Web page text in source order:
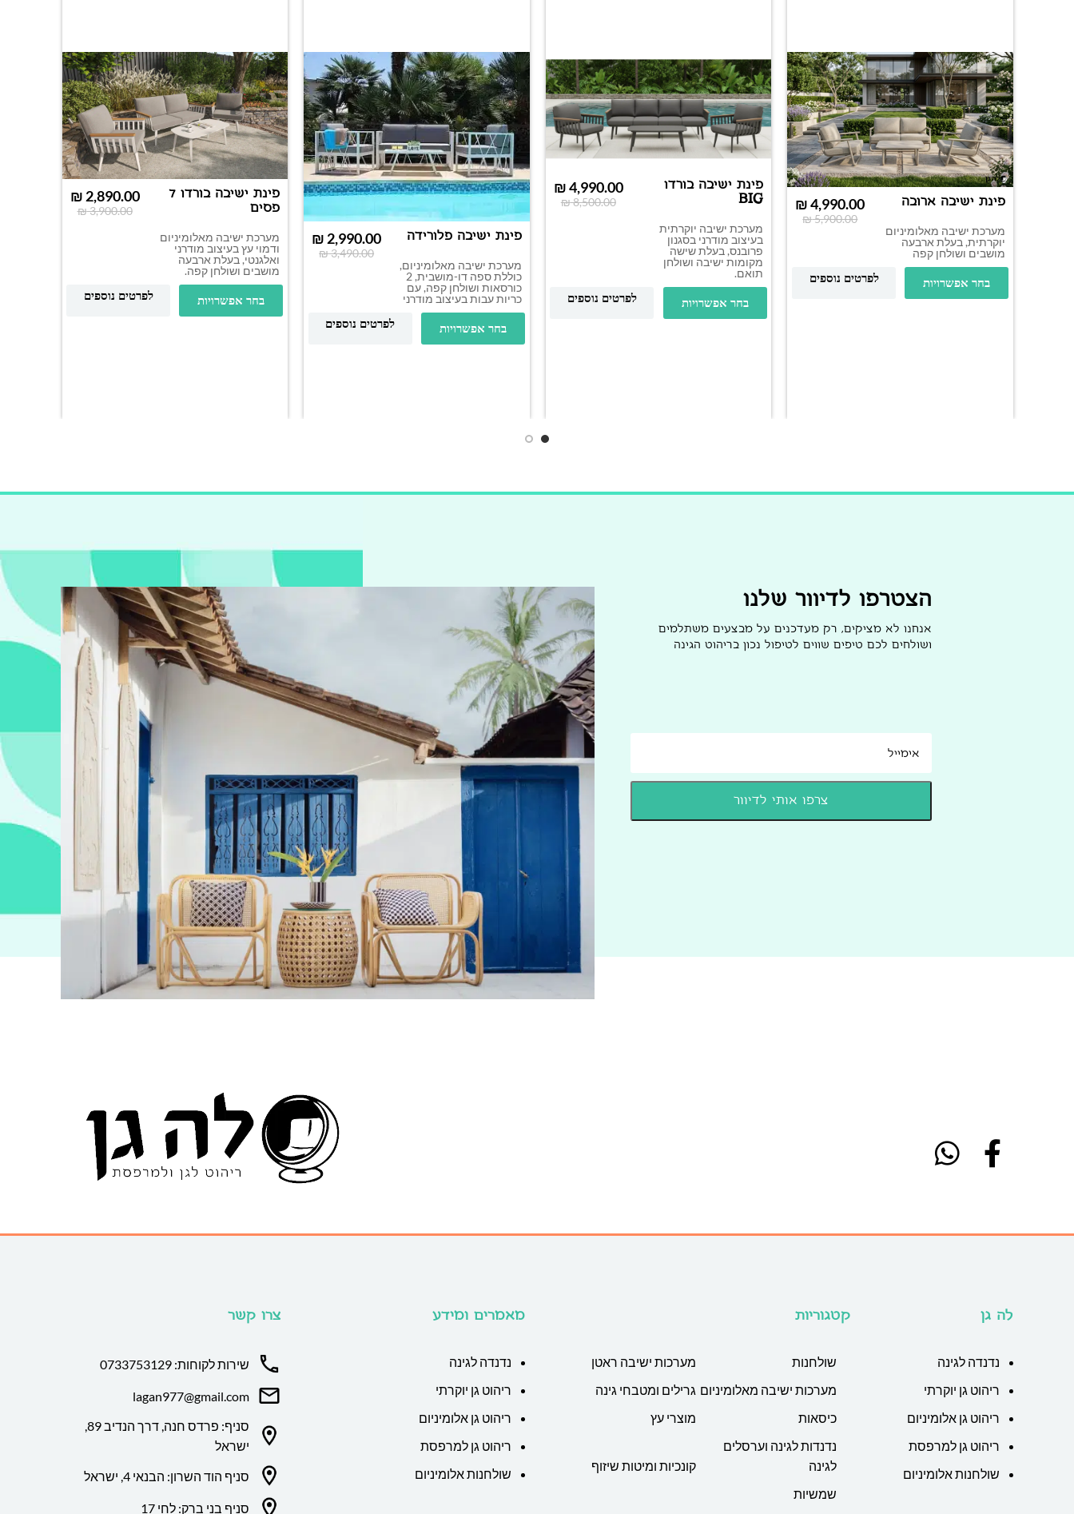
פינת ישיבה ארובה
מערכת ישיבה מאלומיניום
יוקרתית, בעלת ארבעה
מושבים ושולחן קפה
₪5,900.00
₪4,990.00
בחר אפשרויות לפרטים נוספים
פינת ישיבה בורדו
BIG
מערכת ישיבה יוקרתית
בעיצוב מודרני בסגנון
פרובנס, בעלת שישה
מקומות ישיבה ושולחן
תואם.
₪8,500.00
₪4,990.00
בחר אפשרויות לפרטים נוספים
פינת ישיבה פלורידה
מערכת ישיבה מאלומיניום,
כוללת ספה דו-מושבית, 2
כורסאות ושולחן קפה, עם
כריות עבות בעיצוב מודרני
₪3,490.00
₪ 2,990.00
בחר אפשרויות לפרטים נוספים
פינת ישיבה בורדו 7
פסים
מערכת ישיבה מאלומיניום
ודמוי עץ בעיצוב מודרני
ואלגנטי, בעלת ארבעה
מושבים ושולחן קפה.
₪3,900.00
₪ 2,890.00
בחר אפשרויות לפרטים נוספים
הצטרפו לדיוור שלנו
אנחנו לא מציקים, רק מעדכנים על מבצעים משתלמים
ושולחים לכם טיפים שווים לטיפול נכון בריהוט הגינה
לה גן
נדנדה לגינה
ריהוט גן יוקרתי
ריהוט גן אלומיניום
ריהוט גן למרפסת
שולחנות אלומיניום
קטגוריות
שולחנות
מערכות ישיבה ראטן
מערכות ישיבה מאלומיניום גרילים ומטבחי גינה
כיסאות
מוצרי עץ
נדנדות לגינה וערסלים
לגינה
קונכיות ומיטות שיזוף
שמשיות
מאמרים ומידע
נדנדה לגינה
ריהוט גן יוקרתי
ריהוט גן אלומיניום
ריהוט גן למרפסת
שולחנות אלומיניום
צרו קשר
שירות לקוחות: 0733753129
lagan977@gmail.com
סניף: פרדס חנה, דרך הנדיב 89,
ישראל
סניף הוד השרון: הבנאי 4, ישראל
סניף בני ברק: לחי 17